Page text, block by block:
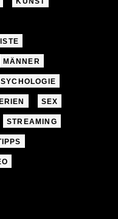
MÄNNER
SEX
STREAMING